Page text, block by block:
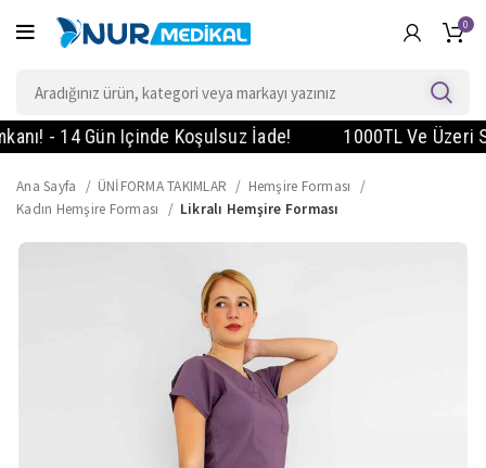
0
- 14 Gün Içinde Koşulsuz İade! 1000TL Ve Üzeri
Ana Sayfa ÜNİFORMA TAKIMLAR
Hemşire Forması
Kadın Hemşire Forması
Likralı Hemşire Forması